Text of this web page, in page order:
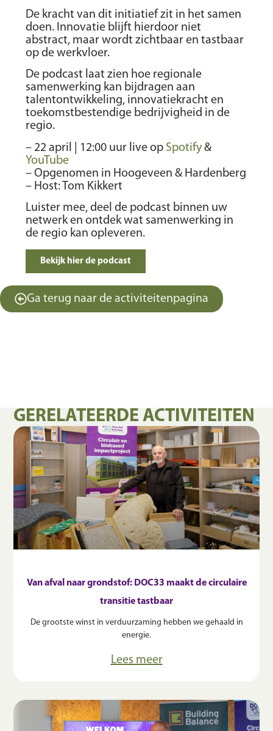
De kracht van dit initiatief zit in het samen
doen. Innovatie blijft hierdoor niet
abstract, maar wordt zichtbaar en tastbaar
op de werkvloer.
De podcast laat zien hoe regionale
samenwerking kan bijdragen aan
talentontwikkeling, innovatiekracht en
toekomstbestendige bedrijvigheid in de
regio.
– 22 april | 12:00 uur live op Spotify &
YouTube
– Opgenomen in Hoogeveen & Hardenberg
– Host: Tom Kikkert
Luister mee, deel de podcast binnen uw
netwerk en ontdek wat samenwerking in
de regio kan opleveren.
Bekijk hier de podcast
Ga terug naar de activiteitenpagina
GERELATEERDE ACTIVITEITEN
Van afval naar grondstof: DOC33 maakt de circulaire
transitie tastbaar
De grootste winst in verduurzaming hebben we gehaald in
energie.
Lees meer